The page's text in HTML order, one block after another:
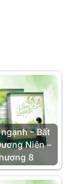
– Bất
Niên –
8